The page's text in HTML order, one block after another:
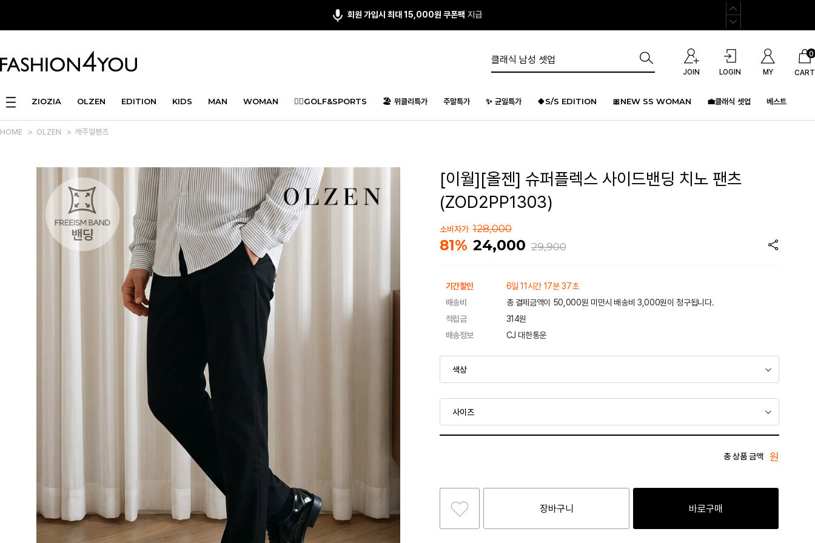
회원 가입시 최대 15,000원 쿠폰팩 지급
JOIN LOGIN MY CART
0
ZIOZIA OLZEN EDITION KIDS MAN WOMAN 🏌️‍♂️GOLF&SPORTS 🏖️ 위클리특가 주말특가 ✨ 균일특가 🍀S/S EDITION 🎀NEW SS WOMAN 💼클래식 셋업 베스트
HOME > OLZEN > 캐주얼팬츠
[이월][올젠] 슈퍼플렉스 사이드밴딩 치노 팬츠
(ZOD2PP1303)
소비자가 128,000
81% 24,000 29,900
기간할인
6일 11시간 17분 37초
배송비
총 결제금액이 50,000원 미만시 배송비 3,000원이 청구됩니다.
적립금
314원
배송정보
CJ 대한통운
총 상품 금액 원
장바구니 바로구매